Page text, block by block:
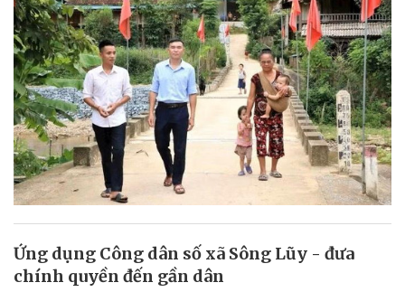
Ứng dụng Công dân số xã Sông Lũy - đưa
chính quyền đến gần dân